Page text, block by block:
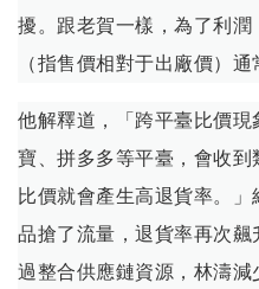
擾。跟老賀一樣，為了利
（指售價相對于出廠價）通
他解釋道，「跨平臺比價
寶、拼多多等平臺，會收到
比價就會產生高退貨率。
品搶了流量，退貨率再次
過整合供應鏈資源，林濤